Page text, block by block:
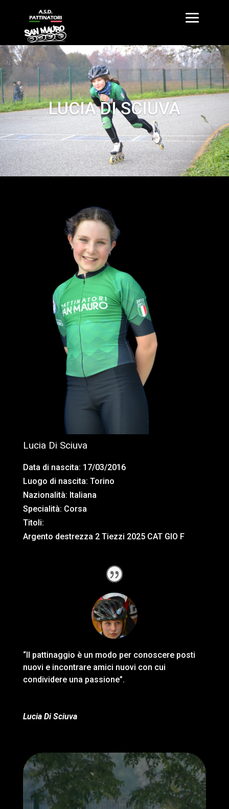
LUCIA DI SCIUVA
Lucia Di Sciuva
Data di nascita: 17/03/2016
Luogo di nascita: Torino
Nazionalità: Italiana
Specialità: Corsa
Titoli:
Argento destrezza 2 Tiezzi 2025 CAT GIO F
“Il pattinaggio è un modo per conoscere posti
nuovi e incontrare amici nuovi con cui
condividere una passione”.
Lucia Di Sciuva